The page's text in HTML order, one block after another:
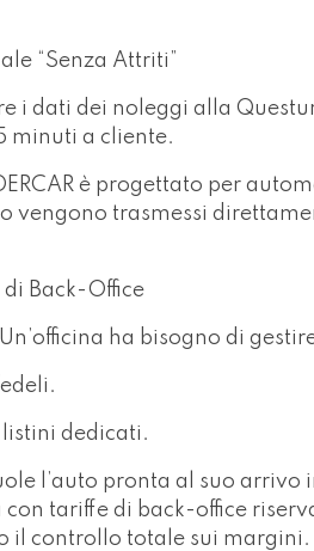
“Senza Attriti”
i dati dei noleggi alla
minuti a cliente.
è progettato per
vengono trasmessi
di Back-Office
ha bisogno di
dedicati.
l’auto pronta al suo
con tariffe di back-office
il controllo totale sui margini.